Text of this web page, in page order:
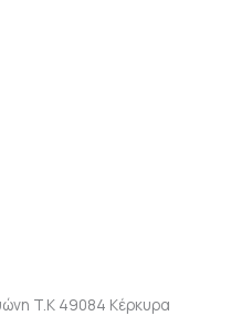
T.K 49084 Κέρκυρα